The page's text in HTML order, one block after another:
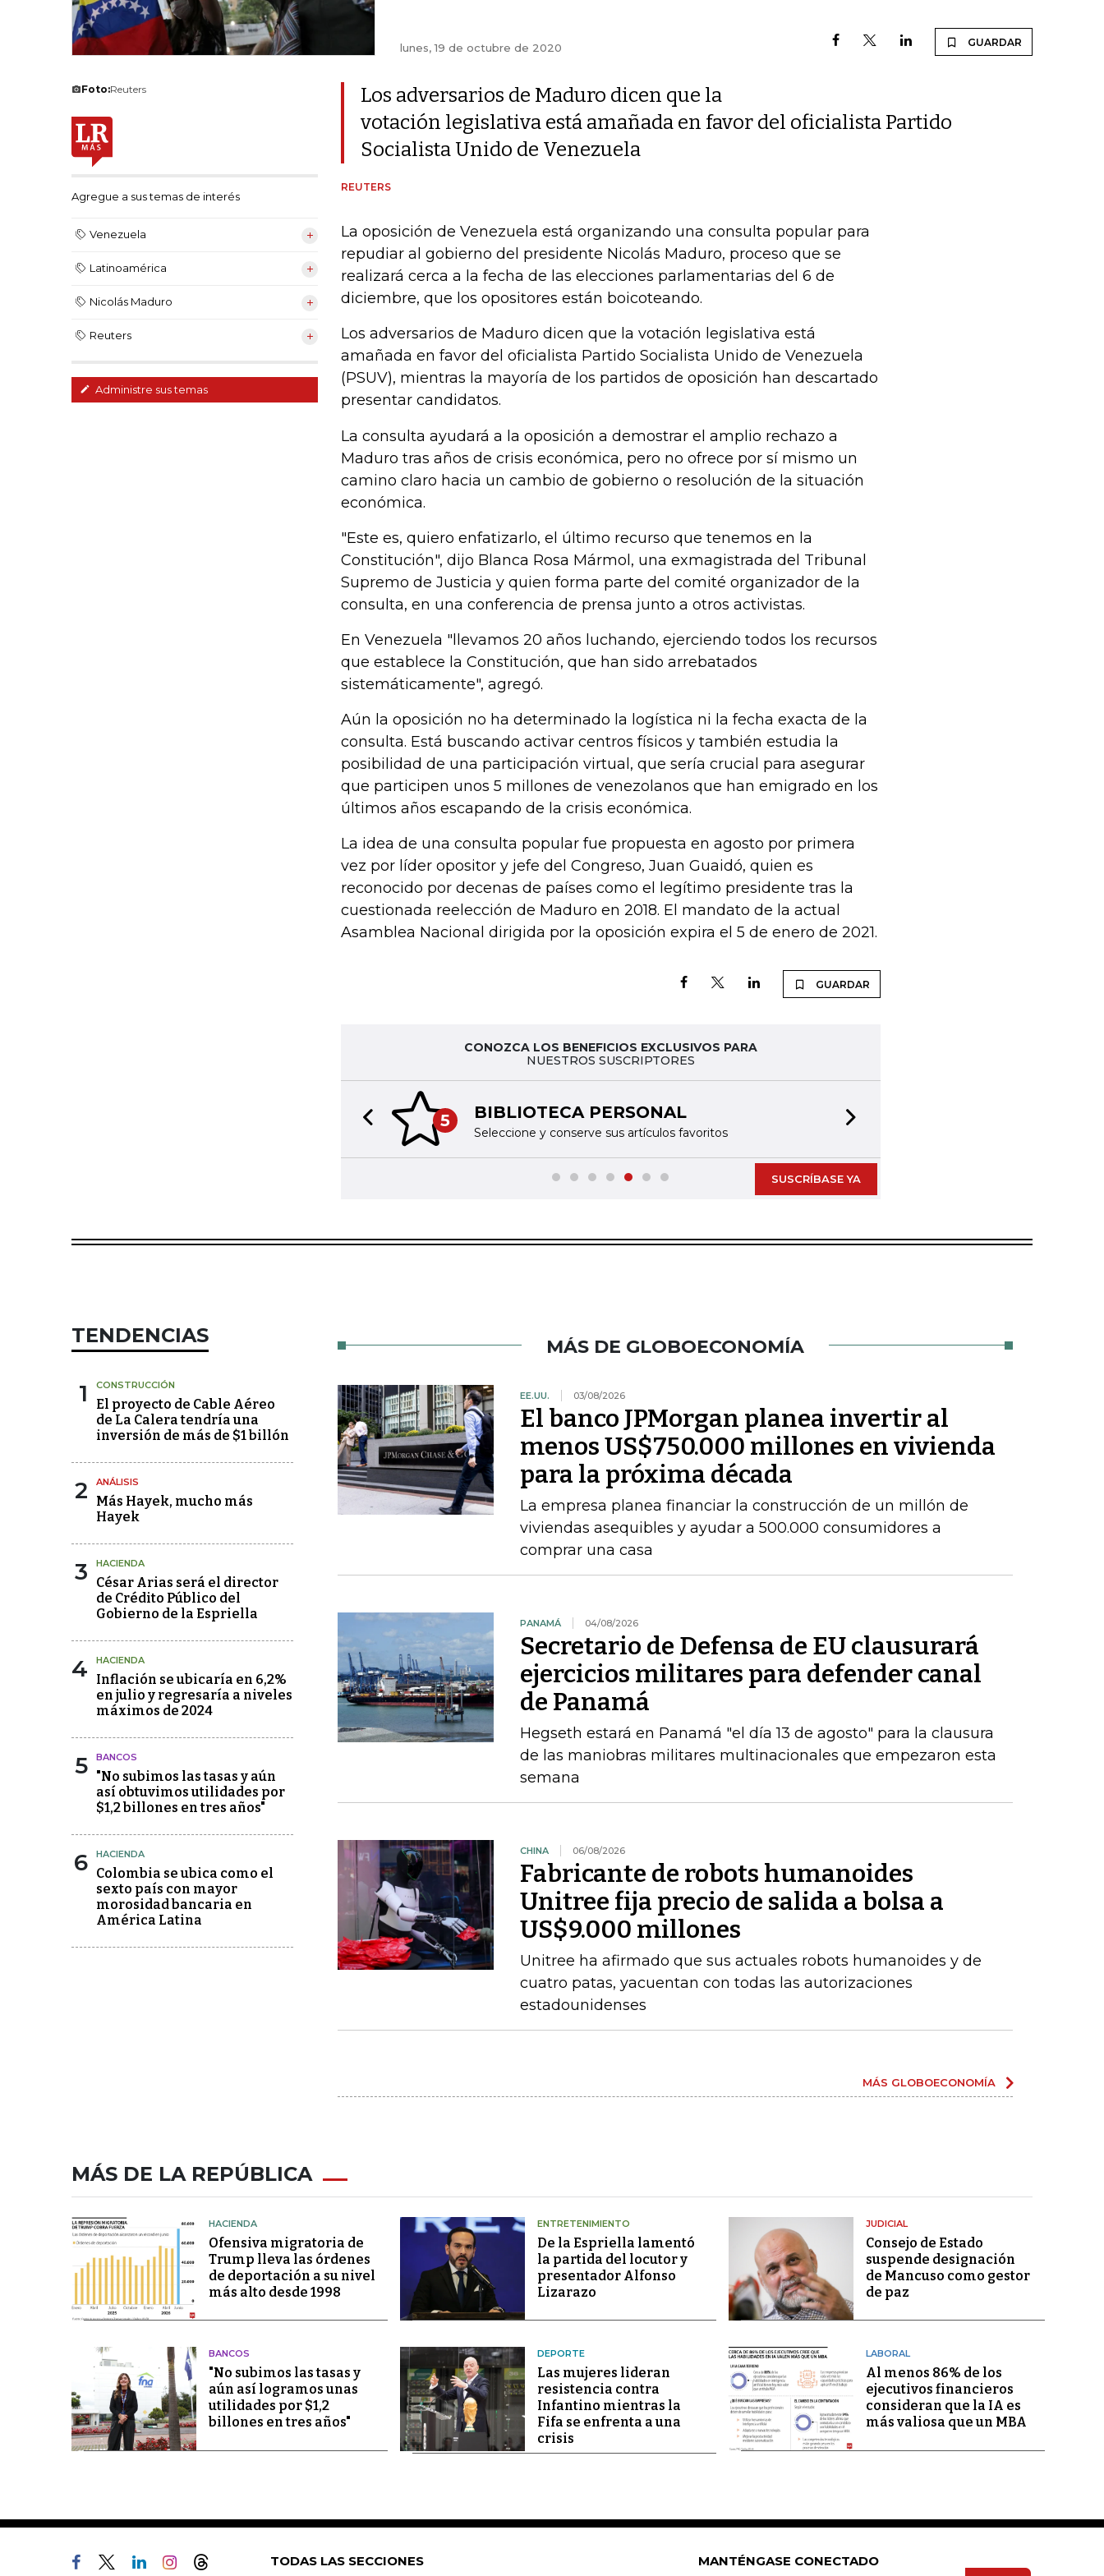
lunes, 19 de octubre de 2020 GUARDAR
Foto:Reuters
Agregue a sus temas de interés
Venezuela
Latinoamérica
Nicolás Maduro
Reuters
Administre sus temas
Los adversarios de Maduro dicen que la
votación legislativa está amañada en favor del oficialista Partido
Socialista Unido de Venezuela
REUTERS
La oposición de Venezuela está organizando una consulta popular para
repudiar al gobierno del presidente Nicolás Maduro, proceso que se
realizará cerca a la fecha de las elecciones parlamentarias del 6 de
diciembre, que los opositores están boicoteando.
Los adversarios de Maduro dicen que la votación legislativa está
amañada en favor del oficialista Partido Socialista Unido de Venezuela
(PSUV), mientras la mayoría de los partidos de oposición han descartado
presentar candidatos.
La consulta ayudará a la oposición a demostrar el amplio rechazo a
Maduro tras años de crisis económica, pero no ofrece por sí mismo un
camino claro hacia un cambio de gobierno o resolución de la situación
económica.
"Este es, quiero enfatizarlo, el último recurso que tenemos en la
Constitución", dijo Blanca Rosa Mármol, una exmagistrada del Tribunal
Supremo de Justicia y quien forma parte del comité organizador de la
consulta, en una conferencia de prensa junto a otros activistas.
En Venezuela "llevamos 20 años luchando, ejerciendo todos los recursos
que establece la Constitución, que han sido arrebatados
sistemáticamente", agregó.
Aún la oposición no ha determinado la logística ni la fecha exacta de la
consulta. Está buscando activar centros físicos y también estudia la
posibilidad de una participación virtual, que sería crucial para asegurar
que participen unos 5 millones de venezolanos que han emigrado en los
últimos años escapando de la crisis económica.
La idea de una consulta popular fue propuesta en agosto por primera
vez por líder opositor y jefe del Congreso, Juan Guaidó, quien es
reconocido por decenas de países como el legítimo presidente tras la
cuestionada reelección de Maduro en 2018. El mandato de la actual
Asamblea Nacional dirigida por la oposición expira el 5 de enero de 2021.
GUARDAR
CONOZCA LOS BENEFICIOS EXCLUSIVOS PARA
NUESTROS SUSCRIPTORES
5 BIBLIOTECA PERSONAL
Seleccione y conserve sus artículos favoritos
Previous slide
SUSCRÍBASE YA
TENDENCIAS
1 CONSTRUCCIÓN
El proyecto de Cable Aéreo
de La Calera tendría una
inversión de más de $1 billón
2 ANÁLISIS
Más Hayek, mucho más
Hayek
3 HACIENDA
César Arias será el director
de Crédito Público del
Gobierno de la Espriella
4 HACIENDA
Inflación se ubicaría en 6,2%
en julio y regresaría a niveles
máximos de 2024
5 BANCOS
"No subimos las tasas y aún
así obtuvimos utilidades por
$1,2 billones en tres años"
6 HACIENDA
Colombia se ubica como el
sexto país con mayor
morosidad bancaria en
América Latina
MÁS DE GLOBOECONOMÍA
EE.UU. 03/08/2026
El banco JPMorgan planea invertir al
menos US$750.000 millones en vivienda
para la próxima década
La empresa planea financiar la construcción de un millón de
viviendas asequibles y ayudar a 500.000 consumidores a
comprar una casa
PANAMÁ 04/08/2026
Secretario de Defensa de EU clausurará
ejercicios militares para defender canal
de Panamá
Hegseth estará en Panamá "el día 13 de agosto" para la clausura
de las maniobras militares multinacionales que empezaron esta
semana
CHINA 06/08/2026
Fabricante de robots humanoides
Unitree fija precio de salida a bolsa a
US$9.000 millones
Unitree ha afirmado que sus actuales robots humanoides y de
cuatro patas, yacuentan con todas las autorizaciones
estadounidenses
MÁS GLOBOECONOMÍA
MÁS DE LA REPÚBLICA
HACIENDA
Ofensiva migratoria de
Trump lleva las órdenes
de deportación a su nivel
más alto desde 1998
ENTRETENIMIENTO
De la Espriella lamentó
la partida del locutor y
presentador Alfonso
Lizarazo
JUDICIAL
Consejo de Estado
suspende designación
de Mancuso como gestor
de paz
BANCOS
"No subimos las tasas y
aún así logramos unas
utilidades por $1,2
billones en tres años"
DEPORTE
Las mujeres lideran
resistencia contra
Infantino mientras la
Fifa se enfrenta a una
crisis
LABORAL
Al menos 86% de los
ejecutivos financieros
consideran que la IA es
más valiosa que un MBA
TODAS LAS SECCIONES MANTÉNGASE CONECTADO